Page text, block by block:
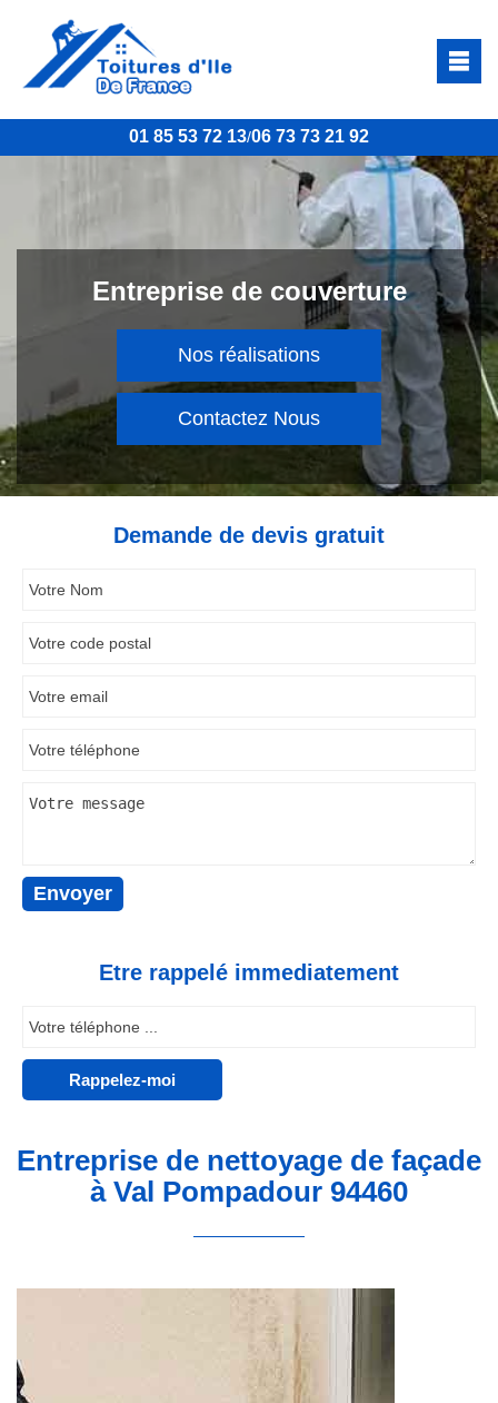
01 85 53 72 13/06 73 73 21 92
Entreprise de couverture
Nos réalisations
Contactez Nous
Demande de devis gratuit
Etre rappelé immediatement
Entreprise de nettoyage de façade
à Val Pompadour 94460